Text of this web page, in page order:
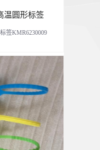
温圆形标签
签KMR6230009